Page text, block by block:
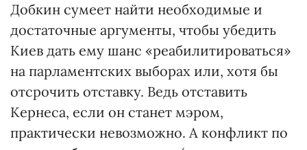
Добкин сумеет найти необходимые и
достаточные аргументы, чтобы убедить
Киев дать ему шанс «реабилитироваться»
на парламентских выборах или, хотя бы
отсрочить отставку. Ведь отставить
Кернеса, если он станет мэром,
практически невозможно. А конфликт по